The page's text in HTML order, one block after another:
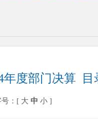
度部门决算  目
号：[ 大 中 小 ]